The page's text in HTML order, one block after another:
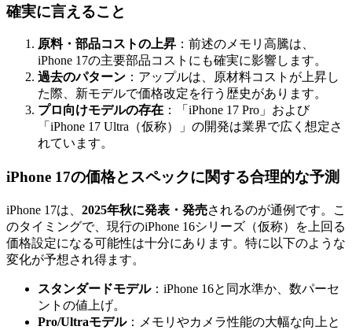
確実に言えること
原料・部品コストの上昇 ：前述のメモリ高騰は、
iPhone 17の主要部品コストにも確実に影響します。
過去のパターン ：アップルは、原材料コストが上昇し
た際、新モデルで価格改定を行う歴史があります。
プロ向けモデルの存在 ：「iPhone 17 Pro」および
「iPhone 17 Ultra（仮称）」の開発は業界で広く想定さ
れています。
iPhone 17の価格とスペックに関する合理的な予測
iPhone 17は、 2025年秋に発表・発売されるのが通例です。こ
のタイミングで、現行のiPhone 16シリーズ（仮称）を上回る
価格設定になる可能性は十分にあります。特に以下のような
変化が予想され得ます。
スタンダードモデル：iPhone 16と同水準か、数パーセ
ントの値上げ。
Pro/Ultraモデル：メモリやカメラ性能の大幅な向上と